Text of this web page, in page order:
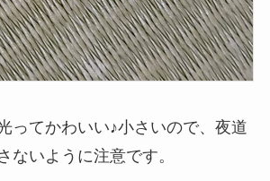
ってかわいい♪小さいので、夜道
ないように注意です。